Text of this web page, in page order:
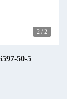
2 / 2
50-5